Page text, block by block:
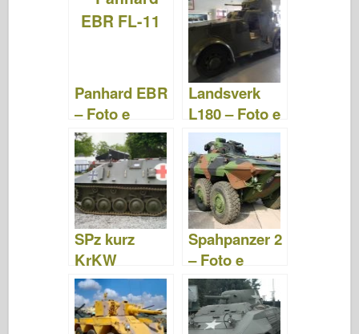
Panhard EBR
– Foto e
Video
Landsverk
L180 – Foto e
video
SPz kurz
KrKW
Hotchkiss –
Foto e Video
Spahpanzer 2
– Foto e
Video